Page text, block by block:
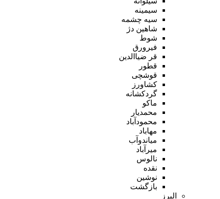
سیمینه
سیه چشمه
شاهین دژ
شوط
فیرورق
قر ضیاالدین
قطور
قوشچی
کشاورز
گردکشانه
ماکو
محمدیار
محمودآباد
مهاباد
میاندوآب
میرآباد
نالوس
نقده
نوشین
بازگشت
البرز